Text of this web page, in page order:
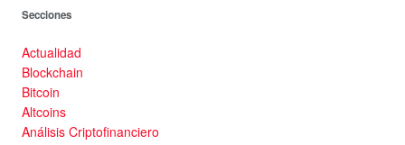
Secciones
Actualidad
Blockchain
Bitcoin
Altcoins
Análisis Criptofinanciero